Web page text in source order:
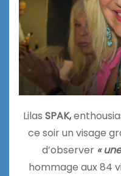
Lilas SPAK,
ce soir un visage
d’observer«
hommage aux 84